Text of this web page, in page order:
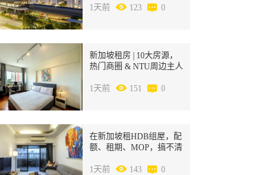
1天前
123 0
新加坡租房 | 10大房源，
热门商圈 & NTU周边主人
1天前
151 0
在新加坡租HDB组屋，配
额、租期、MOP，搞不清
1天前
143 0